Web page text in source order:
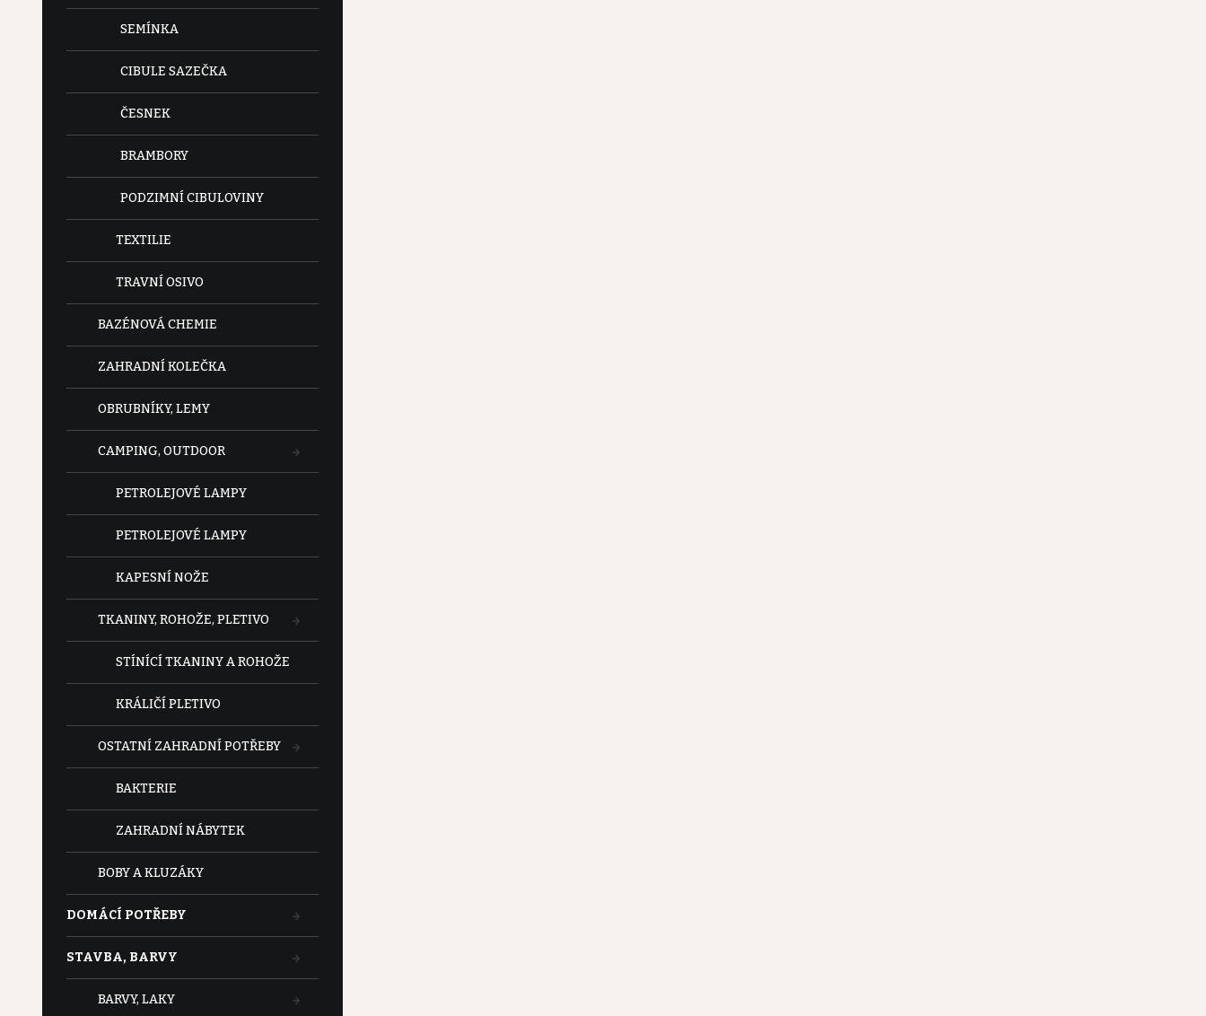
SEMÍNKA
CIBULE SAZEČKA
ČESNEK
BRAMBORY
PODZIMNÍ CIBULOVINY
TEXTILIE
TRAVNÍ OSIVO
BAZÉNOVÁ CHEMIE
ZAHRADNÍ KOLEČKA
OBRUBNÍKY, LEMY
CAMPING, OUTDOOR
PETROLEJOVÉ LAMPY
PETROLEJOVÉ LAMPY
KAPESNÍ NOŽE
TKANINY, ROHOŽE, PLETIVO
STÍNÍCÍ TKANINY A ROHOŽE
KRÁLIČÍ PLETIVO
OSTATNÍ ZAHRADNÍ POTŘEBY
BAKTERIE
ZAHRADNÍ NÁBYTEK
BOBY A KLUZÁKY
DOMÁCÍ POTŘEBY
STAVBA, BARVY
BARVY, LAKY